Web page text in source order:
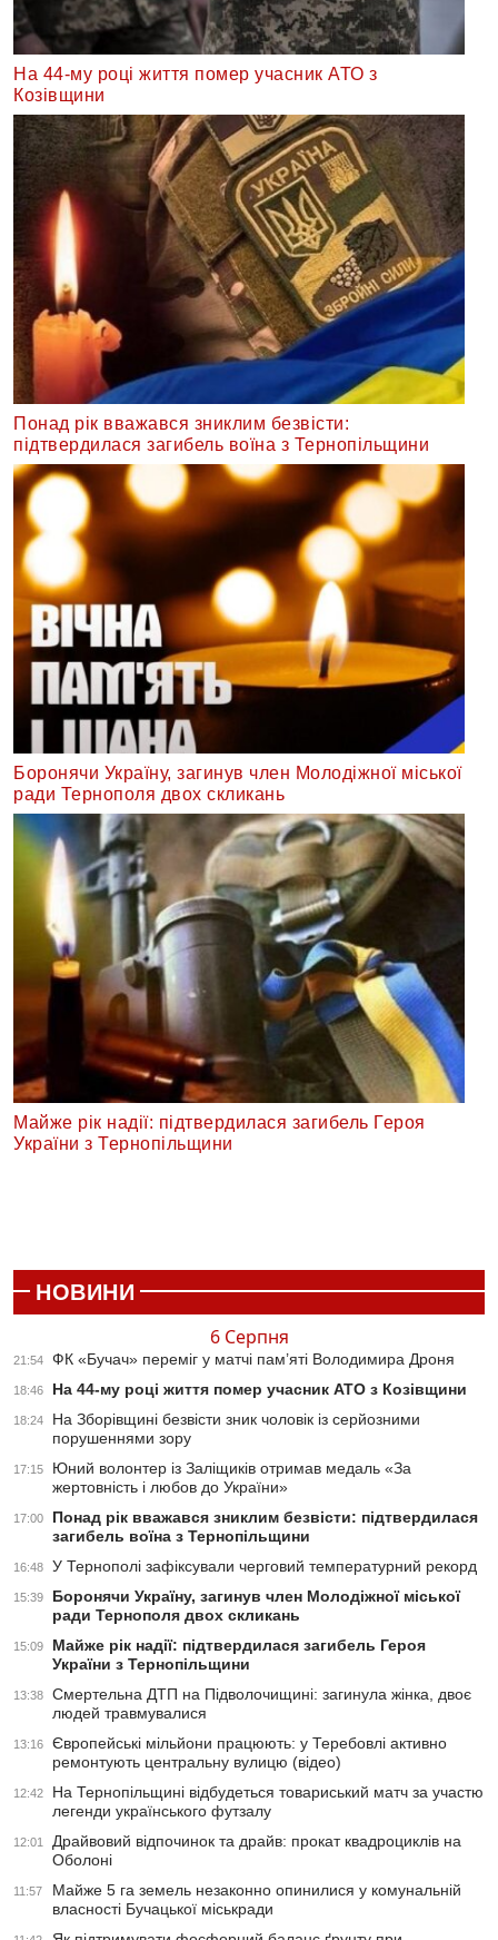
На 44-му році життя помер учасник АТО з
Козівщини
Понад рік вважався зниклим безвісти:
підтвердилася загибель воїна з Тернопільщини
Боронячи Україну, загинув член Молодіжної міської
ради Тернополя двох скликань
Майже рік надії: підтвердилася загибель Героя
України з Тернопільщини
НОВИНИ
6 Серпня
21:54 ФК «Бучач» переміг у матчі пам’яті Володимира Дроня
18:46 На 44-му році життя помер учасник АТО з Козівщини
18:24
На Зборівщині безвісти зник чоловік із серйозними
порушеннями зору
17:15
Юний волонтер із Заліщиків отримав медаль «За
жертовність і любов до України»
17:00
Понад рік вважався зниклим безвісти: підтвердилася
загибель воїна з Тернопільщини
16:48 У Тернополі зафіксували черговий температурний рекорд
15:39
Боронячи Україну, загинув член Молодіжної міської
ради Тернополя двох скликань
15:09
Майже рік надії: підтвердилася загибель Героя
України з Тернопільщини
13:38
Смертельна ДТП на Підволочищині: загинула жінка, двоє
людей травмувалися
13:16
Європейські мільйони працюють: у Теребовлі активно
ремонтують центральну вулицю (відео)
12:42
На Тернопільщині відбудеться товариський матч за участю
легенди українського футзалу
12:01
Драйвовий відпочинок та драйв: прокат квадроциклів на
Оболоні
11:57
Майже 5 га земель незаконно опинилися у комунальній
власності Бучацької міськради